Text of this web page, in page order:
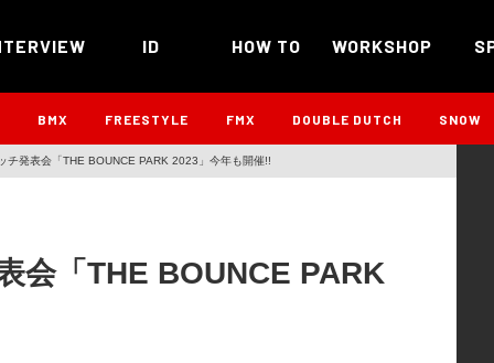
ID HOW TO WORKSHOP
BMX FREESTYLE FMX DOUBLE DUTCH SNOW
チ発表会「THE BOUNCE PARK 2023」今年も開催!!
会「THE BOUNCE PARK